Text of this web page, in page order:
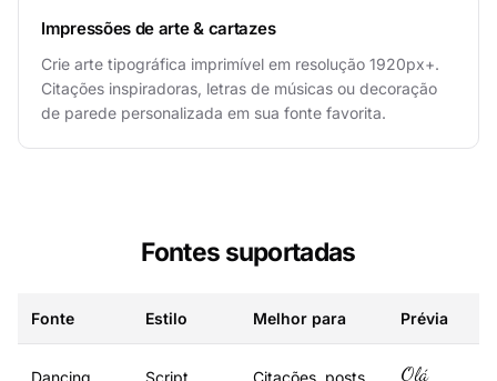
Impressões de arte & cartazes
Crie arte tipográfica imprimível em resolução 1920px+.
Citações inspiradoras, letras de músicas ou decoração
de parede personalizada em sua fonte favorita.
Fontes suportadas
Fonte Estilo Melhor para Prévia
Dancing Script Citações, posts Olá